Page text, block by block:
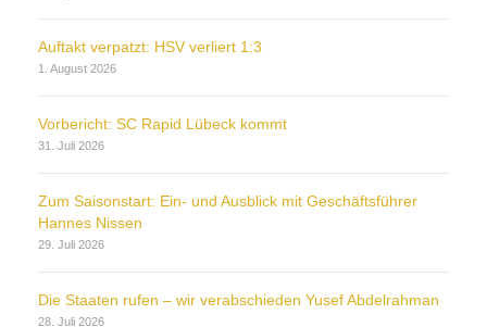
Auftakt verpatzt: HSV verliert 1:3
1. August 2026
Vorbericht: SC Rapid Lübeck kommt
31. Juli 2026
Zum Saisonstart: Ein- und Ausblick mit Geschäftsführer
Hannes Nissen
29. Juli 2026
Die Staaten rufen – wir verabschieden Yusef Abdelrahman
28. Juli 2026